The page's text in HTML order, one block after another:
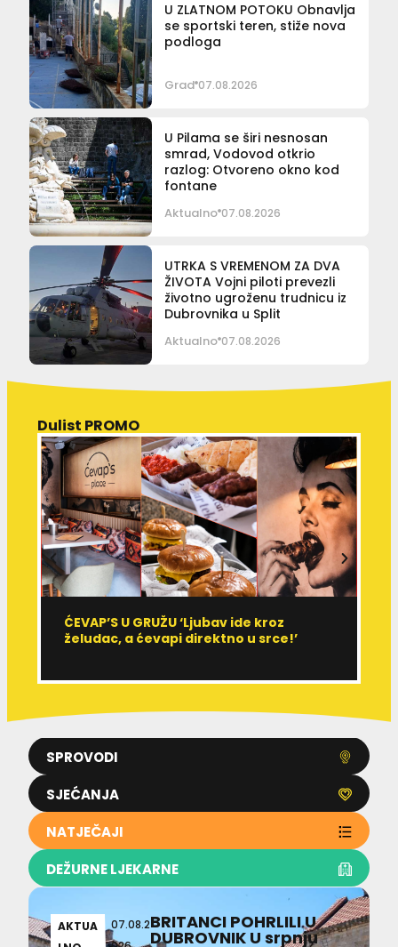
U ZLATNOM POTOKU Obnavlja
se sportski teren, stiže nova
podloga
Grad 07.08.2026
U Pilama se širi nesnosan
smrad, Vodovod otkrio
razlog: Otvoreno okno kod
fontane
Aktualno 07.08.2026
UTRKA S VREMENOM ZA DVA
ŽIVOTA Vojni piloti prevezli
životno ugroženu trudnicu iz
Dubrovnika u Split
Aktualno 07.08.2026
SPROVODI
SJEĆANJA
NATJEČAJI
DEŽURNE LJEKARNE
Dulist PROMO
ĆEVAP’S U GRUŽU ‘Ljubav ide kroz
želudac, a ćevapi direktno u srce!’
AKTUA
07.08.2BRITANCI POHRLILI U
DUBROVNIK U srpnju